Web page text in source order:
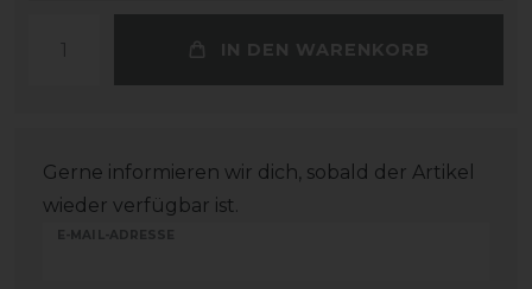
IN DEN WARENKORB
Gerne informieren wir dich, sobald der Artikel
wieder verfügbar ist.
E-MAIL-ADRESSE